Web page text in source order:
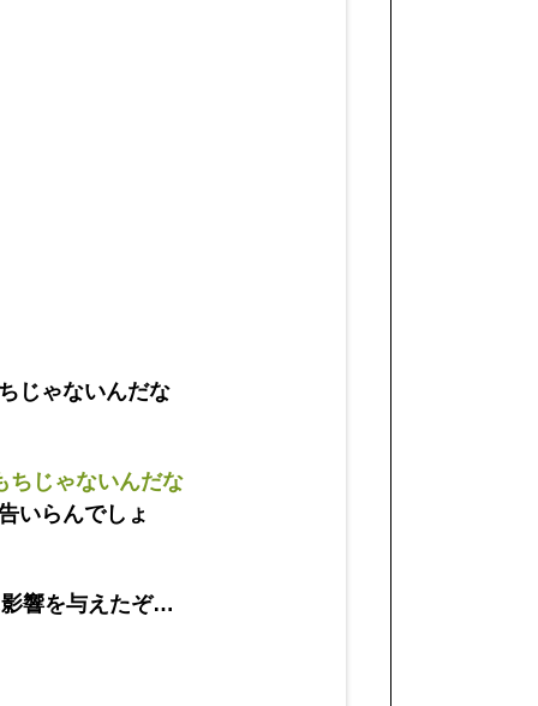
じゃないんだな
ちじゃないんだな
いらんでしょ
響を与えたぞ…